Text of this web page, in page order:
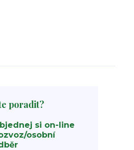
poradit?
si on-line
osobní